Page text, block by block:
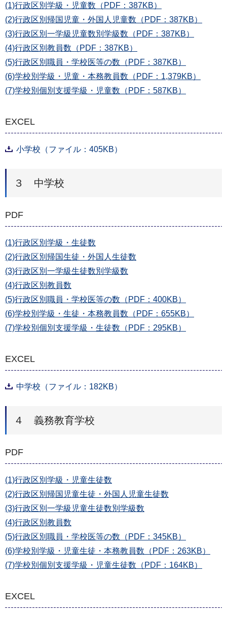
(1)行政区別学級・児童数（PDF：387KB）
(2)行政区別帰国児童・外国人児童数（PDF：387KB）
(3)行政区別一学級児童数別学級数（PDF：387KB）
(4)行政区別教員数（PDF：387KB）
(5)行政区別職員・学校医等の数（PDF：387KB）
(6)学校別学級・児童・本務教員数（PDF：1,379KB）
(7)学校別個別支援学級・児童数（PDF：587KB）
EXCEL
小学校（ファイル：405KB）
３ 中学校
PDF
(1)行政区別学級・生徒数
(2)行政区別帰国生徒・外国人生徒数
(3)行政区別一学級生徒数別学級数
(4)行政区別教員数
(5)行政区別職員・学校医等の数（PDF：400KB）
(6)学校別学級・生徒・本務教員数（PDF：655KB）
(7)学校別個別支援学級・生徒数（PDF：295KB）
EXCEL
中学校（ファイル：182KB）
４ 義務教育学校
PDF
(1)行政区別学級・児童生徒数
(2)行政区別帰国児童生徒・外国人児童生徒数
(3)行政区別一学級児童生徒数別学級数
(4)行政区別教員数
(5)行政区別職員・学校医等の数（PDF：345KB）
(6)学校別学級・児童生徒・本務教員数（PDF：263KB）
(7)学校別個別支援学級・児童生徒数（PDF：164KB）
EXCEL